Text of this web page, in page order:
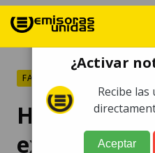
FARÁNDULA
Hija de
expulsada
¿Activar
Recibe
Aceptar